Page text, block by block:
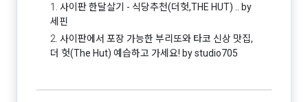
1. 사이판 한달살기 - 식당추천(더헛,THE HUT) .. by
세핀
2. 사이판에서 포장 가능한 부리또와 타코 신상 맛집,
더 헛(The Hut) 예습하고 가세요! by studio705